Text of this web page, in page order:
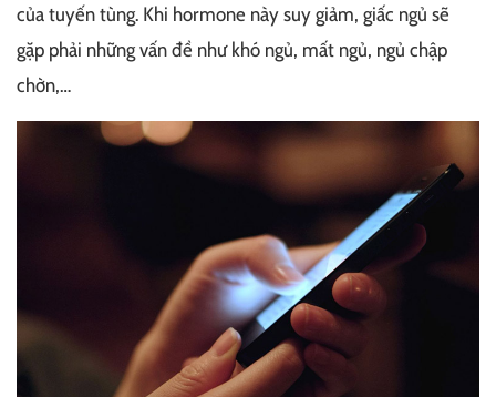
của tuyến tùng. Khi hormone này suy giảm, giấc ngủ sẽ
gặp phải những vấn đề như khó ngủ, mất ngủ, ngủ chập
chờn,…